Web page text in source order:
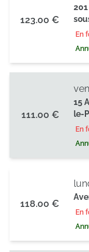
123.00 €
En
111.00 €
15
le-
En
118.00 €
En